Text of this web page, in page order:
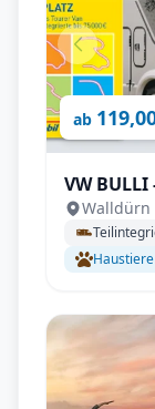
ab
Walldürn
Haustiere